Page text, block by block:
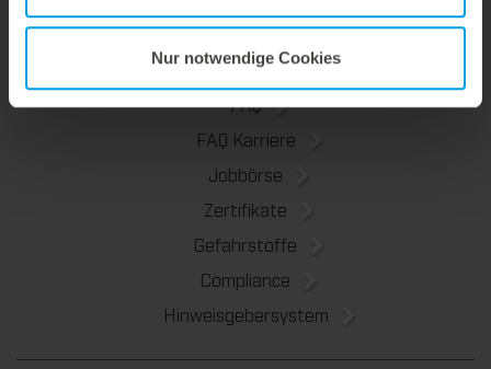
Nur notwendige Cookies
Kontakt
FAQ
FAQ Karriere
Jobbörse
Zertifikate
Gefahrstoffe
Compliance
Hinweisgebersystem